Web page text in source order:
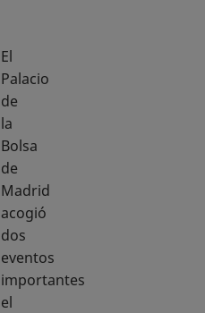
El
Palacio
de
la
Bolsa
de
Madrid
acogió
dos
eventos
importantes
el